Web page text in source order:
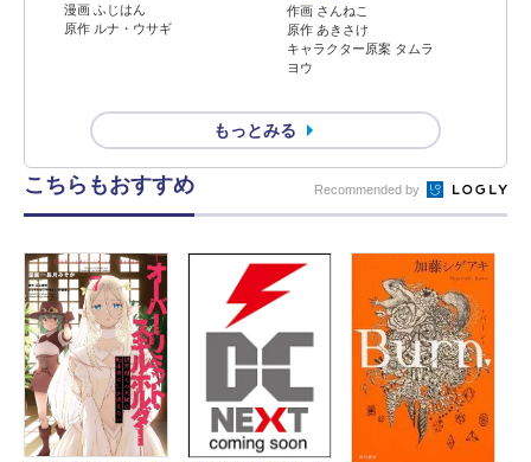
漫画 ふじはん
原作 ルナ・ウサギ
作画 さんねこ
原作 あきさけ
キャラクター原案 タムラ
ヨウ
もっとみる
こちらもおすすめ Recommended by